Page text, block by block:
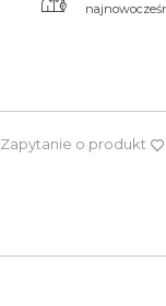
Zapytanie o produkt